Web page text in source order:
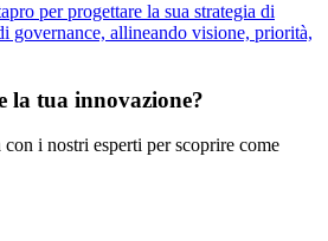
per progettare la sua strategia di
governance, allineando visione, priorità,
la tua innovazione?
i nostri esperti per scoprire come